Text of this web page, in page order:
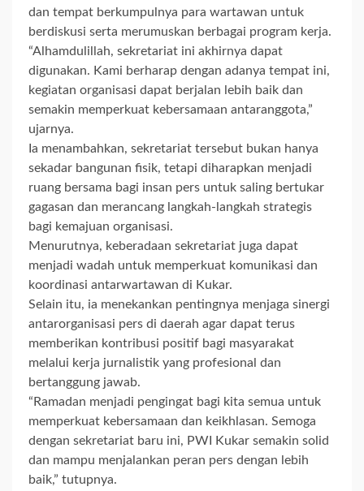
dan tempat berkumpulnya para wartawan untuk
berdiskusi serta merumuskan berbagai program kerja.
“Alhamdulillah, sekretariat ini akhirnya dapat
digunakan. Kami berharap dengan adanya tempat ini,
kegiatan organisasi dapat berjalan lebih baik dan
semakin memperkuat kebersamaan antaranggota,”
ujarnya.
Ia menambahkan, sekretariat tersebut bukan hanya
sekadar bangunan fisik, tetapi diharapkan menjadi
ruang bersama bagi insan pers untuk saling bertukar
gagasan dan merancang langkah-langkah strategis
bagi kemajuan organisasi.
Menurutnya, keberadaan sekretariat juga dapat
menjadi wadah untuk memperkuat komunikasi dan
koordinasi antarwartawan di Kukar.
Selain itu, ia menekankan pentingnya menjaga sinergi
antarorganisasi pers di daerah agar dapat terus
memberikan kontribusi positif bagi masyarakat
melalui kerja jurnalistik yang profesional dan
bertanggung jawab.
“Ramadan menjadi pengingat bagi kita semua untuk
memperkuat kebersamaan dan keikhlasan. Semoga
dengan sekretariat baru ini, PWI Kukar semakin solid
dan mampu menjalankan peran pers dengan lebih
baik,” tutupnya.